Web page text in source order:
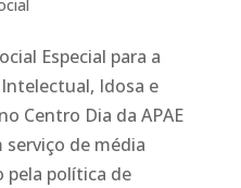
Especial para a
Idosa e
Centro Dia da APAE
de média
pela política de